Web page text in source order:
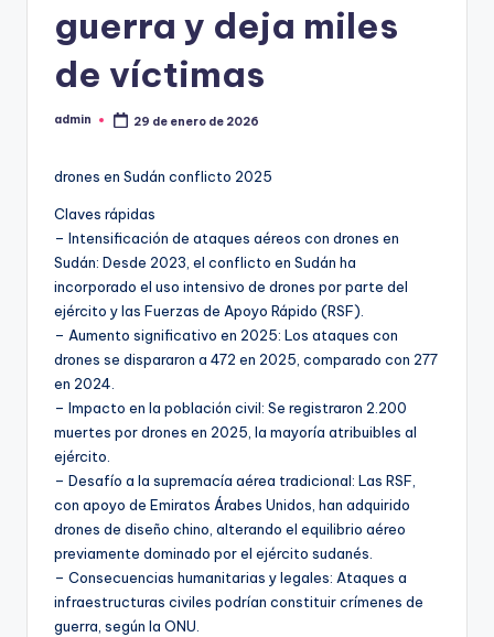
guerra y deja miles
de víctimas
Publicado
admin 29 de enero de 2026
drones en Sudán conflicto 2025
Claves rápidas
– Intensificación de ataques aéreos con drones en
Sudán: Desde 2023, el conflicto en Sudán ha
incorporado el uso intensivo de drones por parte del
ejército y las Fuerzas de Apoyo Rápido (RSF).
– Aumento significativo en 2025: Los ataques con
drones se dispararon a 472 en 2025, comparado con 277
en 2024.
– Impacto en la población civil: Se registraron 2.200
muertes por drones en 2025, la mayoría atribuibles al
ejército.
– Desafío a la supremacía aérea tradicional: Las RSF,
con apoyo de Emiratos Árabes Unidos, han adquirido
drones de diseño chino, alterando el equilibrio aéreo
previamente dominado por el ejército sudanés.
– Consecuencias humanitarias y legales: Ataques a
infraestructuras civiles podrían constituir crímenes de
guerra, según la ONU.